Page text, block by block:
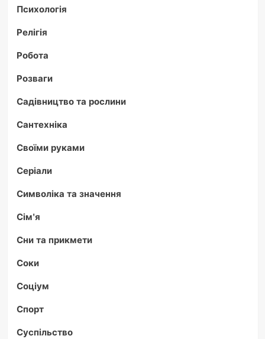
Психологія
Релігія
Робота
Розваги
Садівництво та рослини
Сантехніка
Своїми руками
Серіали
Символіка та значення
Сім'я
Сни та прикмети
Соки
Соціум
Спорт
Суспільство